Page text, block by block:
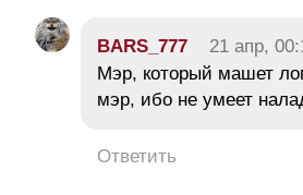
BARS_777 21 апр,
Мэр, который машет
мэр, ибо не умеет
Ответить